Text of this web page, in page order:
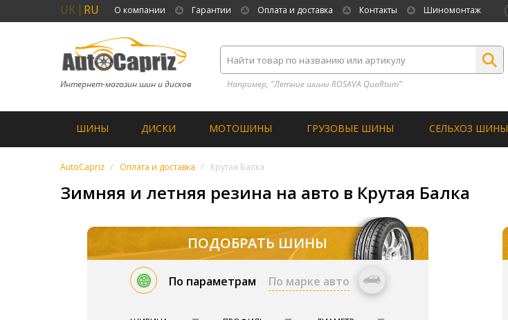
UK RU О компании Гарантии Оплата и доставка Контакты Шиномонтаж
Интернет-магазин шин и дисков Например, "Летние шины ROSAVA QuaRtum”
ШИНЫ ДИСКИ МОТОШИНЫ ГРУЗОВЫЕ ШИНЫ СЕЛЬХОЗ ШИНЫ
AutoCapriz Оплата и доставка Крутая Балка
Зимняя и летняя резина на авто в Крутая Балка
ПОДОБРАТЬ ШИНЫ
По параметрам По марке авто